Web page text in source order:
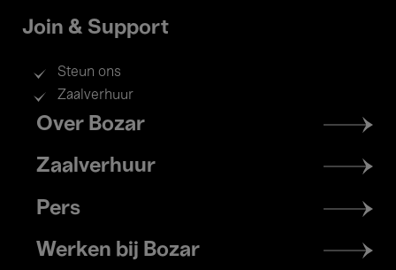
Join & Support
Steun ons
Zaalverhuur
Footer
menu
Over Bozar
Zaalverhuur
Pers
Werken bij Bozar